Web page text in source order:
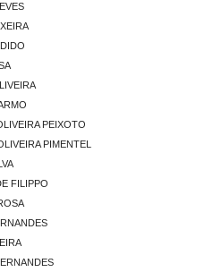
PEIXOTO
PIMENTEL
FILIPPO